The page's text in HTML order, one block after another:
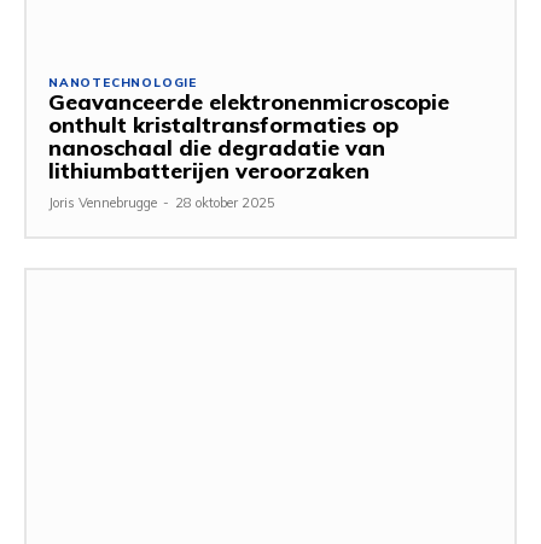
NANOTECHNOLOGIE
Geavanceerde elektronenmicroscopie
onthult kristaltransformaties op
nanoschaal die degradatie van
lithiumbatterijen veroorzaken
Joris Vennebrugge - 28 oktober 2025